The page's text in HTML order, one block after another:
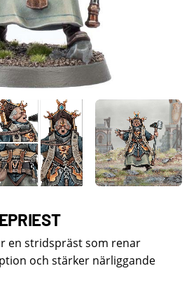
en stridspräst som renar
och stärker närliggande